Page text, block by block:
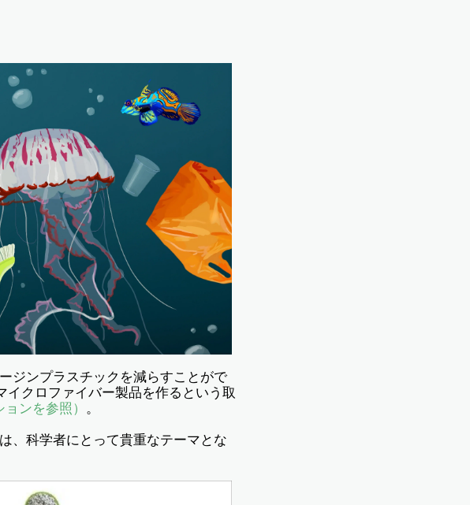
ジンプラスチックを減らすことがで
イクロファイバー製品を作るという取
ンを参照） 。
、科学者にとって貴重なテーマとな